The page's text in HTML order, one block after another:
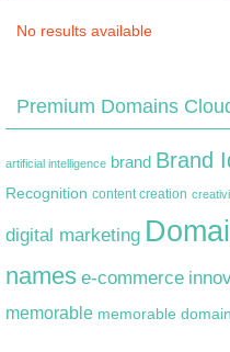
No results available
Premium Domains
artificial intelligence brand Brand
Recognition content creation
digital marketing
names e-commerce
memorable memorable